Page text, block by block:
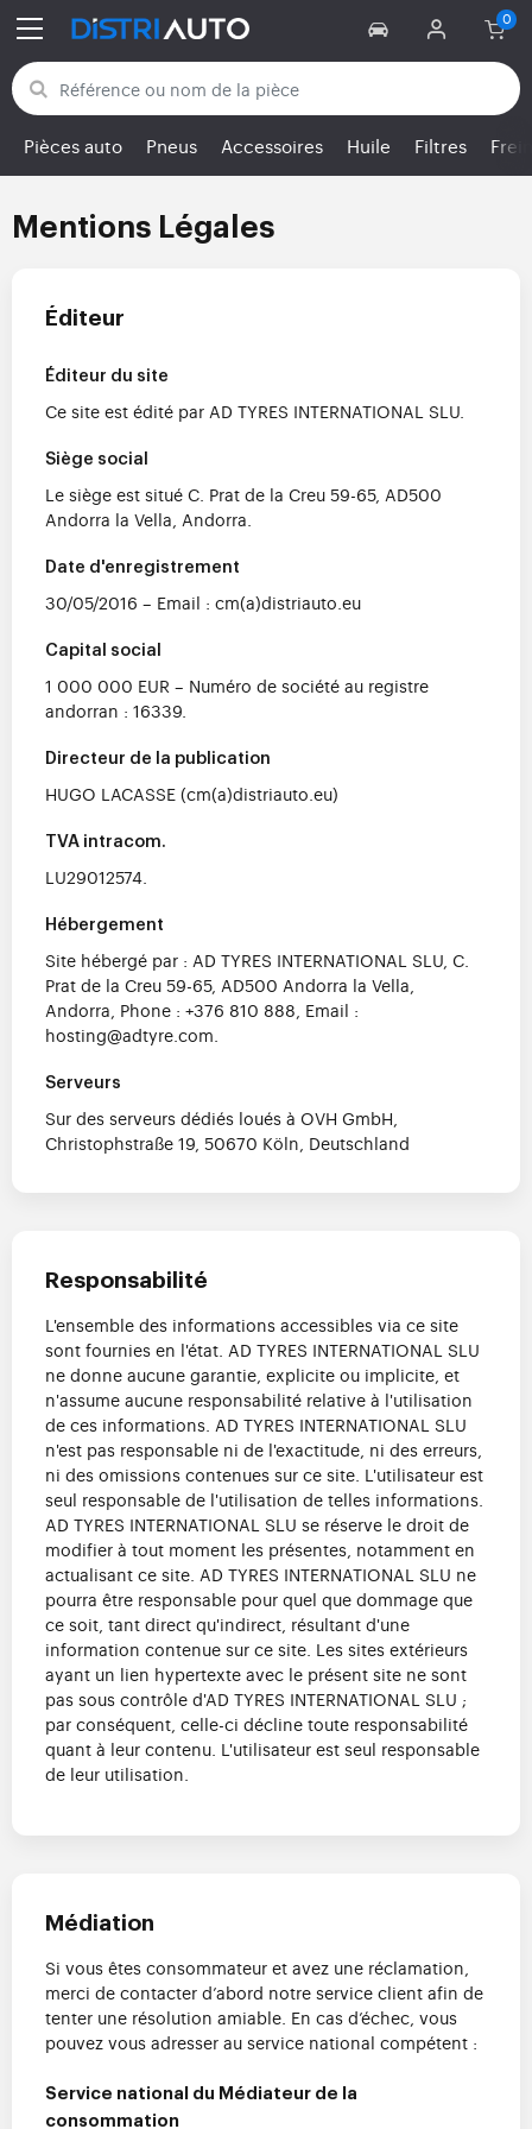
Retour aux catégories
Pièces auto Pneus Accessoires Huile Filtres
Mentions Légales
Éditeur
Éditeur du site
Ce site est édité par AD TYRES INTERNATIONAL SLU.
Siège social
Le siège est situé C. Prat de la Creu 59-65, AD500
Andorra la Vella, Andorra.
Date d'enregistrement
30/05/2016 – Email : cm(a)distriauto.eu
Capital social
1 000 000 EUR – Numéro de société au registre
andorran : 16339.
Directeur de la publication
HUGO LACASSE (cm(a)distriauto.eu)
TVA intracom.
LU29012574.
Hébergement
Site hébergé par : AD TYRES INTERNATIONAL SLU, C.
Prat de la Creu 59-65, AD500 Andorra la Vella,
Andorra, Phone : +376 810 888, Email :
hosting@adtyre.com.
Serveurs
Sur des serveurs dédiés loués à OVH GmbH,
Christophstraße 19, 50670 Köln, Deutschland
Responsabilité
L'ensemble des informations accessibles via ce site
sont fournies en l'état. AD TYRES INTERNATIONAL SLU
ne donne aucune garantie, explicite ou implicite, et
n'assume aucune responsabilité relative à l'utilisation
de ces informations. AD TYRES INTERNATIONAL SLU
n'est pas responsable ni de l'exactitude, ni des erreurs,
ni des omissions contenues sur ce site. L'utilisateur est
seul responsable de l'utilisation de telles informations.
AD TYRES INTERNATIONAL SLU se réserve le droit de
modifier à tout moment les présentes, notamment en
actualisant ce site. AD TYRES INTERNATIONAL SLU ne
pourra être responsable pour quel que dommage que
ce soit, tant direct qu'indirect, résultant d'une
information contenue sur ce site. Les sites extérieurs
ayant un lien hypertexte avec le présent site ne sont
pas sous contrôle d'AD TYRES INTERNATIONAL SLU ;
par conséquent, celle-ci décline toute responsabilité
quant à leur contenu. L'utilisateur est seul responsable
de leur utilisation.
Médiation
Si vous êtes consommateur et avez une réclamation,
merci de contacter d’abord notre service client afin de
tenter une résolution amiable. En cas d’échec, vous
pouvez vous adresser au service national compétent :
Service national du Médiateur de la
consommation